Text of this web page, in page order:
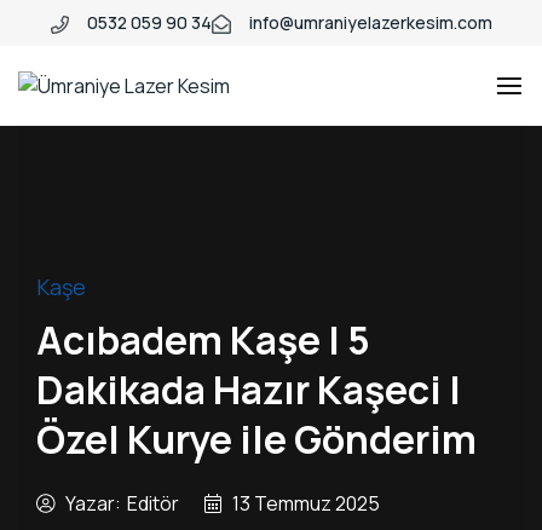
0532 059 90 34 info@umraniyelazerkesim.com
Kaşe
Acıbadem Kaşe | 5
Dakikada Hazır Kaşeci |
Özel Kurye ile Gönderim
Yazar: Editör
13 Temmuz 2025